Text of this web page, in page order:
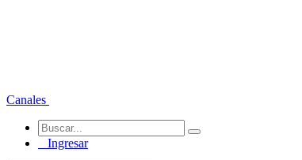
Canales
Ingresar